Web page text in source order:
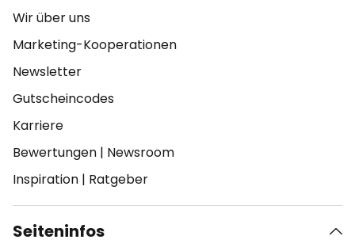
Wir über uns
Marketing-Kooperationen
Newsletter
Gutscheincodes
Karriere
Bewertungen | Newsroom
Inspiration | Ratgeber
Seiteninfos